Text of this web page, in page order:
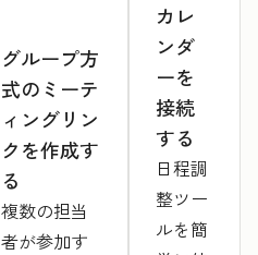
グループ方
式のミーテ
ィングリン
クを作成す
る
複数の担当
者が参加す
カレ
ンダ
ーを
接続
する
日程調
整ツー
ルを簡